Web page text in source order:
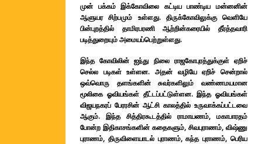
முன் பக்கம் இக்கோவிலை கட்டிய பாண்டிய மன்னனின்
ஆளுயர சிற்பமும் உள்ளது. திருக்கோவிலுக்கு வெளியே
பின்புறத்தில் தாமிரபரணி ஆற்றின்கரையில் தீர்த்தவாரி
படித்துறையும் அமையப்பெற்றுள்ளது.
இந்த கோவிலின் ஐந்து நிலை ராஜகோபுரத்துக்குள் ஏறிச்
செல்ல படிகள் உள்ளன. அதன் வழியே ஏறிச் சென்றால்
ஒவ்வொரு தளங்களின் சுவர்களிலும் வண்ணமயமான
மூலிகை ஓவியங்கள் தீட்டப்பட்டுள்ளன. இந்த ஓவியங்கள்
விஜயநகரப் பேரரசின் ஆட்சி காலத்தில் உருவாக்கப்பட்டவை
ஆகும். இந்த சித்திரகூடத்தில் ராமாயணம், மகாபாரதம்
போன்ற இதிகாசங்களின் கதைகளும், சிவபுராணம், விஷ்ணு
புராணம், திருவிளையாடல் புராணம், கந்த புராணம், பெரிய